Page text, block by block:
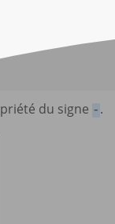
du signe - .